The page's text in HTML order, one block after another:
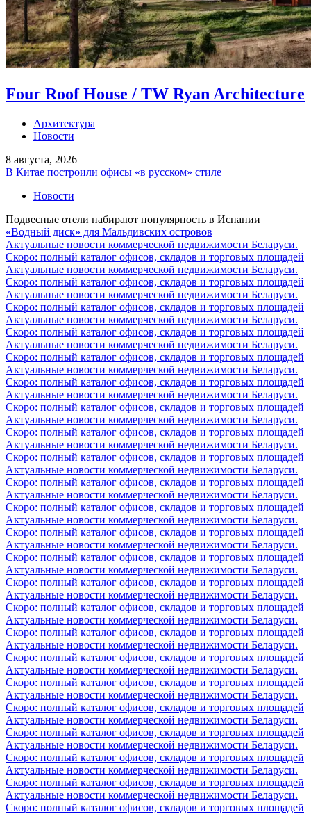
Four Roof House / TW Ryan Architecture
Архитектура
Новости
8 августа, 2026
В Китае построили офисы «в русском» стиле
Новости
Подвесные отели набирают популярность в Испании
«Водный диск» для Мальдивских островов
Актуальные новости коммерческой недвижимости Беларуси.
Скоро: полный каталог офисов, складов и торговых площадей
Актуальные новости коммерческой недвижимости Беларуси.
Скоро: полный каталог офисов, складов и торговых площадей
Актуальные новости коммерческой недвижимости Беларуси.
Скоро: полный каталог офисов, складов и торговых площадей
Актуальные новости коммерческой недвижимости Беларуси.
Скоро: полный каталог офисов, складов и торговых площадей
Актуальные новости коммерческой недвижимости Беларуси.
Скоро: полный каталог офисов, складов и торговых площадей
Актуальные новости коммерческой недвижимости Беларуси.
Скоро: полный каталог офисов, складов и торговых площадей
Актуальные новости коммерческой недвижимости Беларуси.
Скоро: полный каталог офисов, складов и торговых площадей
Актуальные новости коммерческой недвижимости Беларуси.
Скоро: полный каталог офисов, складов и торговых площадей
Актуальные новости коммерческой недвижимости Беларуси.
Скоро: полный каталог офисов, складов и торговых площадей
Актуальные новости коммерческой недвижимости Беларуси.
Скоро: полный каталог офисов, складов и торговых площадей
Актуальные новости коммерческой недвижимости Беларуси.
Скоро: полный каталог офисов, складов и торговых площадей
Актуальные новости коммерческой недвижимости Беларуси.
Скоро: полный каталог офисов, складов и торговых площадей
Актуальные новости коммерческой недвижимости Беларуси.
Скоро: полный каталог офисов, складов и торговых площадей
Актуальные новости коммерческой недвижимости Беларуси.
Скоро: полный каталог офисов, складов и торговых площадей
Актуальные новости коммерческой недвижимости Беларуси.
Скоро: полный каталог офисов, складов и торговых площадей
Актуальные новости коммерческой недвижимости Беларуси.
Скоро: полный каталог офисов, складов и торговых площадей
Актуальные новости коммерческой недвижимости Беларуси.
Скоро: полный каталог офисов, складов и торговых площадей
Актуальные новости коммерческой недвижимости Беларуси.
Скоро: полный каталог офисов, складов и торговых площадей
Актуальные новости коммерческой недвижимости Беларуси.
Скоро: полный каталог офисов, складов и торговых площадей
Актуальные новости коммерческой недвижимости Беларуси.
Скоро: полный каталог офисов, складов и торговых площадей
Актуальные новости коммерческой недвижимости Беларуси.
Скоро: полный каталог офисов, складов и торговых площадей
Актуальные новости коммерческой недвижимости Беларуси.
Скоро: полный каталог офисов, складов и торговых площадей
Актуальные новости коммерческой недвижимости Беларуси.
Скоро: полный каталог офисов, складов и торговых площадей